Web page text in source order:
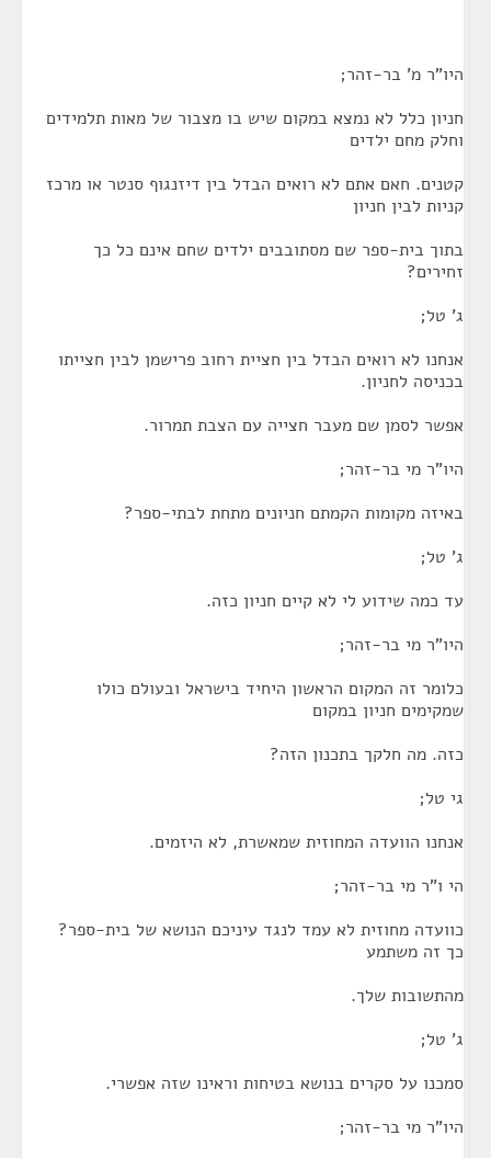
היו"ר מ' בר-זהר;
חניון כלל לא נמצא במקום שיש בו מצבור של מאות תלמידים
וחלק מחם ילדים
קטנים. חאם אתם לא רואים הבדל בין דיזנגוף סנטר או מרכז
קניות לבין חניון
בתוך בית-ספר שם מסתובבים ילדים שחם אינם כל כך
זחירים?
ג' טל;
אנחנו לא רואים הבדל בין חציית רחוב פרישמן לבין חצייתו
בכניסה לחניון.
אפשר לסמן שם מעבר חצייה עם הצבת תמרור.
היו"ר מי בר-זהר;
באיזה מקומות הקמתם חניונים מתחת לבתי-ספר?
ג' טל;
עד כמה שידוע לי לא קיים חניון כזה.
היו"ר מי בר-זהר;
כלומר זה המקום הראשון היחיד בישראל ובעולם כולו
שמקימים חניון במקום
כזה. מה חלקך בתכנון הזה?
גי טל;
אנחנו הוועדה המחוזית שמאשרת, לא היזמים.
הי ו"ר מי בר-זהר;
כוועדה מחוזית לא עמד לנגד עיניכם הנושא של בית-ספר?
כך זה משתמע
מהתשובות שלך.
ג' טל;
סמכנו על סקרים בנושא בטיחות וראינו שזה אפשרי.
היו"ר מי בר-זהר;